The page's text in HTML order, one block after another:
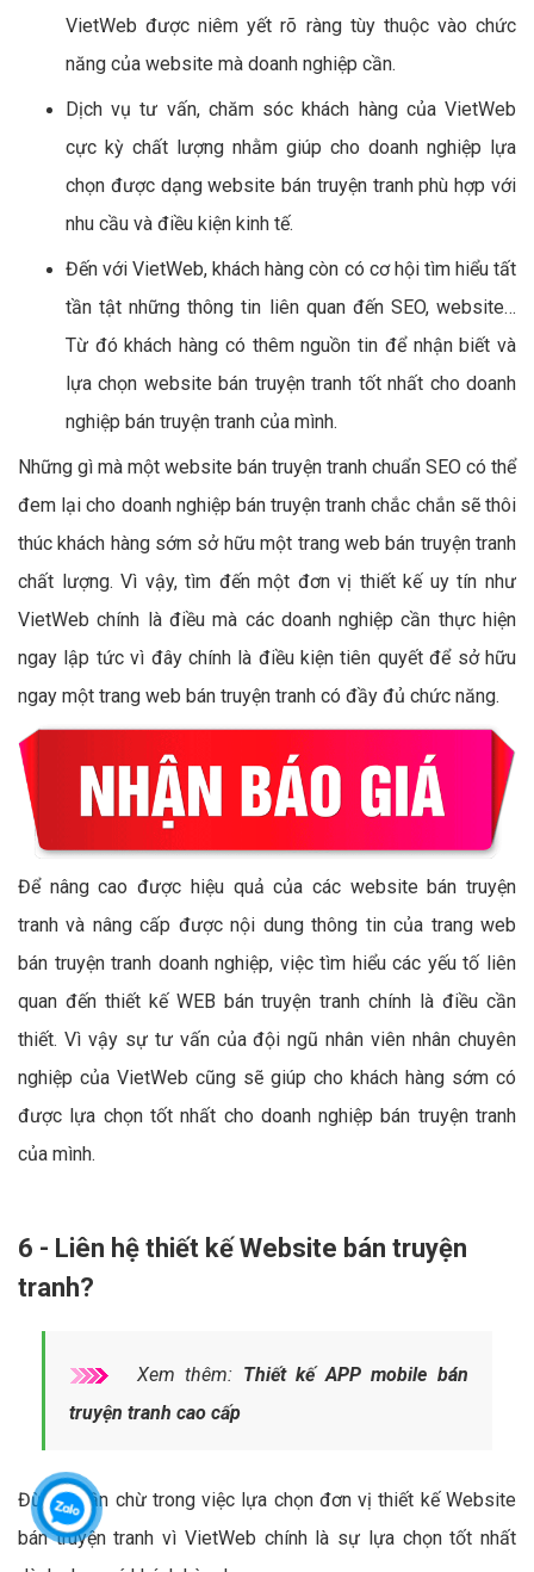
VietWeb được niêm yết rõ ràng tùy thuộc vào chức
năng của website mà doanh nghiệp cần.
Dịch vụ tư vấn, chăm sóc khách hàng của VietWeb
cực kỳ chất lượng nhằm giúp cho doanh nghiệp lựa
chọn được dạng website bán truyện tranh phù hợp với
nhu cầu và điều kiện kinh tế.
Đến với VietWeb, khách hàng còn có cơ hội tìm hiểu tất
tần tật những thông tin liên quan đến SEO, website…
Từ đó khách hàng có thêm nguồn tin để nhận biết và
lựa chọn website bán truyện tranh tốt nhất cho doanh
nghiệp bán truyện tranh của mình.
Những gì mà một website bán truyện tranh chuẩn SEO có thể
đem lại cho doanh nghiệp bán truyện tranh chắc chắn sẽ thôi
thúc khách hàng sớm sở hữu một trang web bán truyện tranh
chất lượng. Vì vậy, tìm đến một đơn vị thiết kế uy tín như
VietWeb chính là điều mà các doanh nghiệp cần thực hiện
ngay lập tức vì đây chính là điều kiện tiên quyết để sở hữu
ngay một trang web bán truyện tranh có đầy đủ chức năng.
Để nâng cao được hiệu quả của các website bán truyện
tranh và nâng cấp được nội dung thông tin của trang web
bán truyện tranh doanh nghiệp, việc tìm hiểu các yếu tố liên
quan đến thiết kế WEB bán truyện tranh chính là điều cần
thiết. Vì vậy sự tư vấn của đội ngũ nhân viên nhân chuyên
nghiệp của VietWeb cũng sẽ giúp cho khách hàng sớm có
được lựa chọn tốt nhất cho doanh nghiệp bán truyện tranh
của mình.
6 - Liên hệ thiết kế Website bán truyện
tranh?
Xem thêm: Thiết kế APP mobile bán
truyện tranh cao cấp
Đừng chần chừ trong việc lựa chọn đơn vị thiết kế Website
bán truyện tranh vì VietWeb chính là sự lựa chọn tốt nhất